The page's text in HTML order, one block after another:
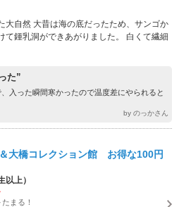
大自然 大昔は海の底だったため、サンゴか
て鍾乳洞ができあがりました。 白くて繊細
た”
入った瞬間寒かったので温度差にやられると
by のっかさん
大橋コレクション館 お得な100円
以上）
まる！